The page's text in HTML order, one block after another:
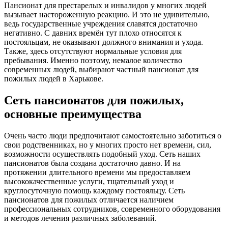
Пансионат для престарелых и инвалидов у многих людей
вызывает настороженную реакцию. И это не удивительно,
ведь государственные учреждения славятся достаточно
негативно. С давних времён тут плохо относятся к
постояльцам, не оказывают должного внимания и ухода.
Также, здесь отсутствуют нормальные условия для
пребывания. Именно поэтому, немалое количество
современных людей, выбирают частный пансионат для
пожилых людей в Харькове.
Сеть пансионатов для пожилых,
основные преимущества
Очень часто люди предпочитают самостоятельно заботиться о
свои родственниках, но у многих просто нет времени, сил,
возможности осуществлять подобный уход. Сеть наших
пансионатов была создана достаточно давно. И на
протяжении длительного времени мы предоставляем
высококачественные услуги, тщательный уход и
круглосуточную помощь каждому постояльцу. Сеть
пансионатов для пожилых отличается наличием
профессиональных сотрудников, современного оборудования
и методов лечения различных заболеваний.